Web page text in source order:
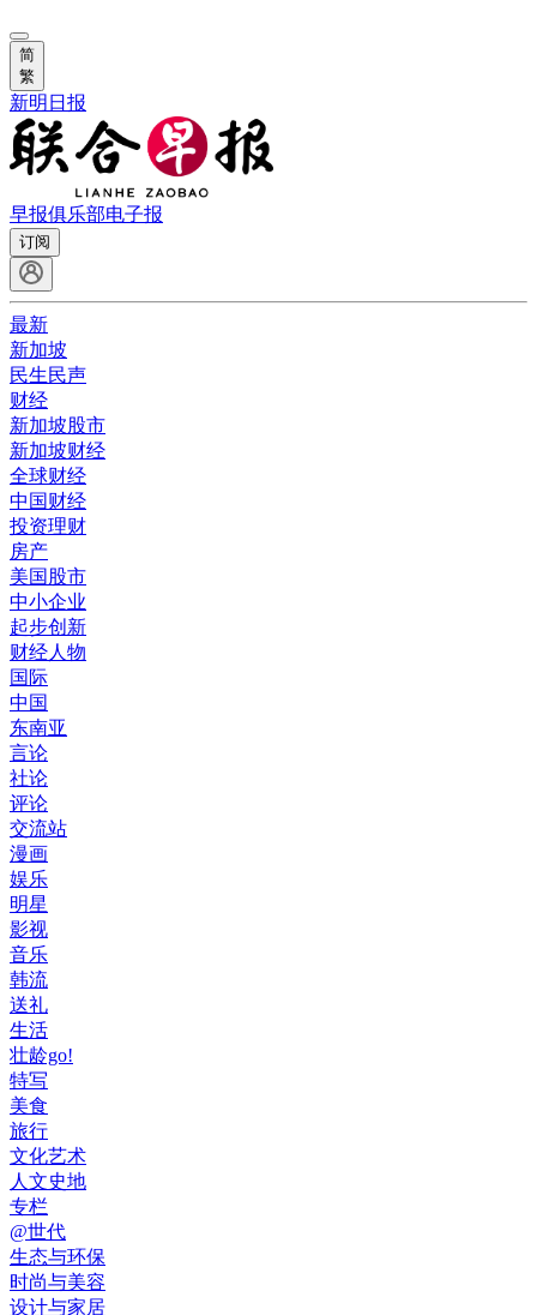
简
繁
新明日报
早报俱乐部电子报
订阅
最新
新加坡
民生民声
财经
新加坡股市
新加坡财经
全球财经
中国财经
投资理财
房产
美国股市
中小企业
起步创新
财经人物
国际
中国
东南亚
言论
社论
评论
交流站
漫画
娱乐
明星
影视
音乐
韩流
送礼
生活
壮龄go!
特写
美食
旅行
文化艺术
人文史地
专栏
@世代
生态与环保
时尚与美容
设计与家居